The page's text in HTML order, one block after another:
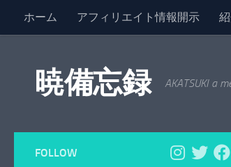
コンテンツへスキップ
ホーム アフィリエイト情報開示
暁備忘録 AKATSUKI a
FOLLOW